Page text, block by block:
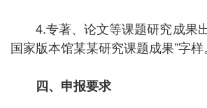
4.专著、论文等课题研究成果
国家版本馆某某研究课题成果”字样。
四、申报要求